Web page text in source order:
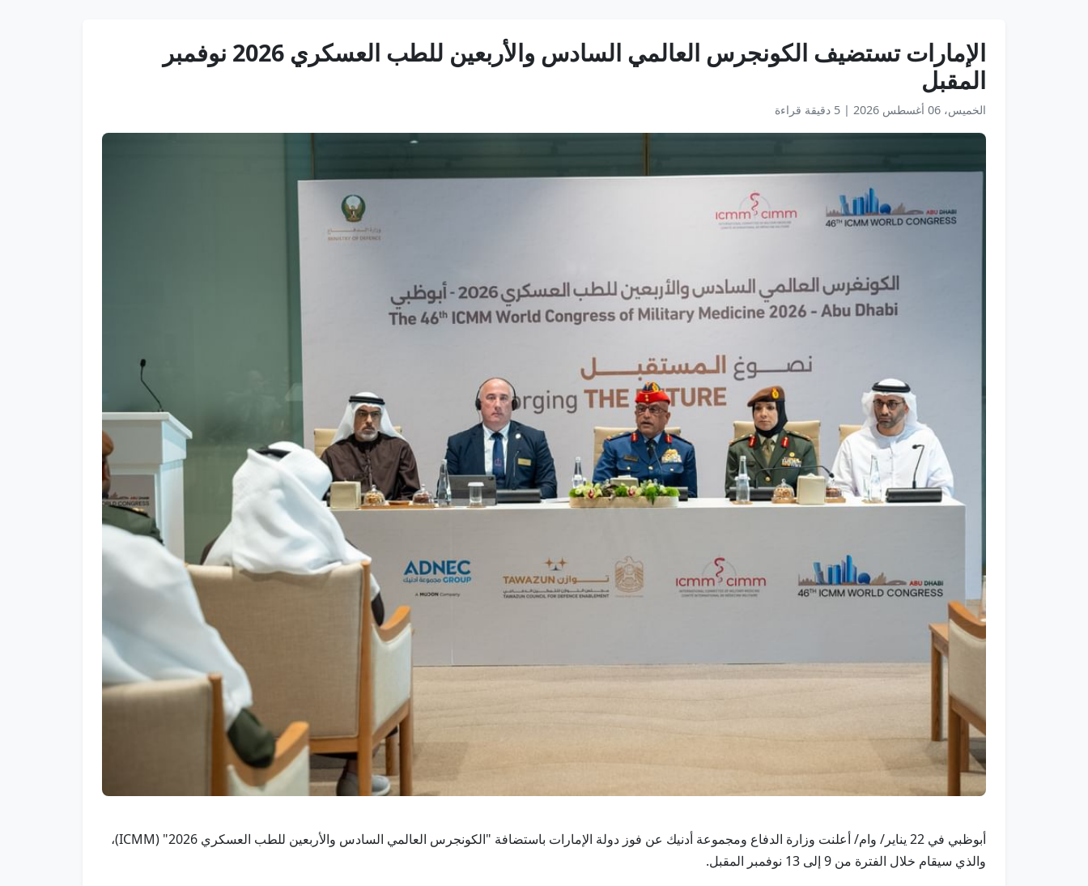
الإمارات تستضيف الكونجرس العالمي السادس والأربعين للطب العسكري 2026 نوفمبر
المقبل
الخميس، 06 أغسطس 2026 | 5 دقيقة قراءة
أبوظبي في 22 يناير/ وام/ أعلنت وزارة الدفاع ومجموعة أدنيك عن فوز دولة الإمارات باستضافة "الكونجرس العالمي السادس والأربعين للطب العسكري 2026" (ICMM)،
والذي سيقام خلال الفترة من 9 إلى 13 نوفمبر المقبل.